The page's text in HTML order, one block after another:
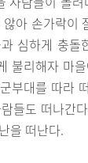
아 손가락이
심하게 충돌
불리해자 마
부대를 따라
들도 떠나간
을 떠난다.